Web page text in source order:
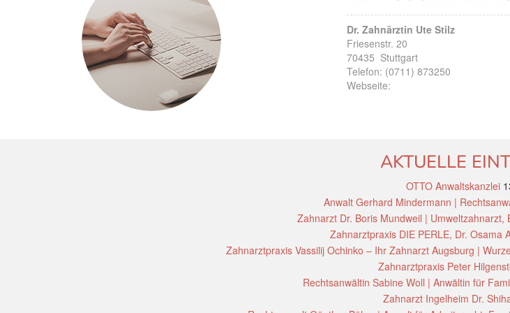
Dr. Zahnärztin Ute Stilz
Friesenstr. 20
70435 Stuttgart
Telefon: (0711) 873250
Webseite:
AKTUELLE
OTTO Anwaltskanzlei
Anwalt Gerhard Mindermann |
Zahnarzt Dr. Boris Mundweil | Umweltzahnarzt,
Zahnarztpraxis DIE PERLE, Dr. Osama
Zahnarztpraxis Vassilij Ochinko – Ihr Zahnarzt Augsburg |
Zahnarztpraxis Peter
Rechtsanwältin Sabine Woll | Anwältin für
Zahnarzt Ingelheim Dr.